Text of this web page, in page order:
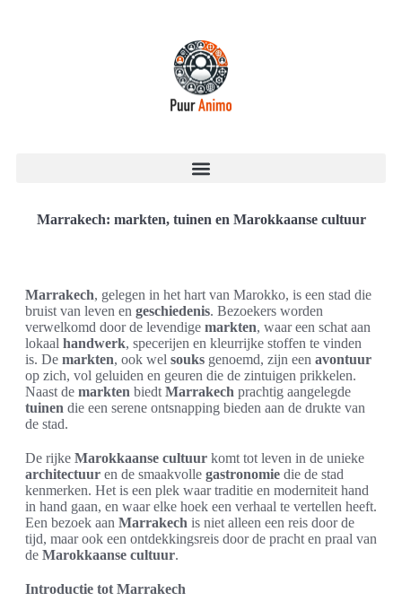
Marrakech: markten, tuinen en Marokkaanse cultuur
Marrakech, gelegen in het hart van Marokko, is een stad die
bruist van leven en geschiedenis. Bezoekers worden
verwelkomd door de levendige markten, waar een schat aan
lokaal handwerk, specerijen en kleurrijke stoffen te vinden
is. De markten, ook wel souks genoemd, zijn een avontuur
op zich, vol geluiden en geuren die de zintuigen prikkelen.
Naast de markten biedt Marrakech prachtig aangelegde
tuinen die een serene ontsnapping bieden aan de drukte van
de stad.
De rijke Marokkaanse cultuur komt tot leven in de unieke
architectuur en de smaakvolle gastronomie die de stad
kenmerken. Het is een plek waar traditie en moderniteit hand
in hand gaan, en waar elke hoek een verhaal te vertellen heeft.
Een bezoek aan Marrakech is niet alleen een reis door de
tijd, maar ook een ontdekkingsreis door de pracht en praal van
de Marokkaanse cultuur.
Introductie tot Marrakech